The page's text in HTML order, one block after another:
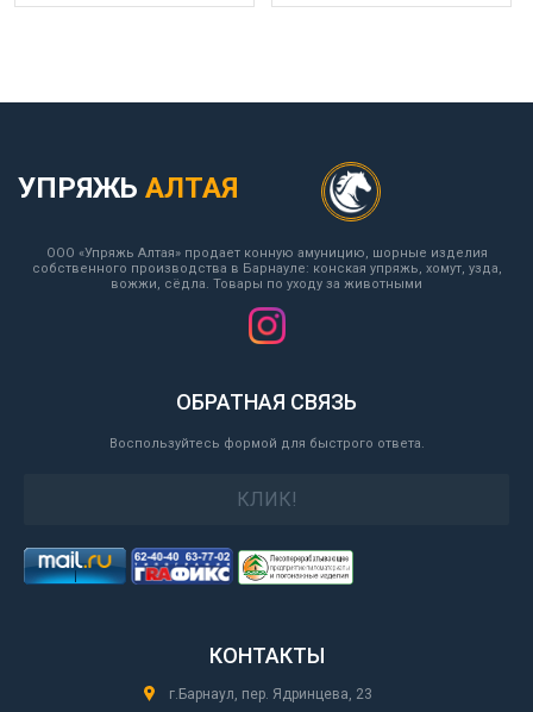
УПРЯЖЬ АЛТАЯ
ООО «Упряжь Алтая» продает конную амуницию, шорные изделия
собственного производства в Барнауле: конская упряжь, хомут, узда,
вожжи, сёдла. Товары по уходу за животными
ОБРАТНАЯ СВЯЗЬ
Воспользуйтесь формой для быстрого ответа.
КЛИК!
КОНТАКТЫ
г.Барнаул, пер. Ядринцева, 23